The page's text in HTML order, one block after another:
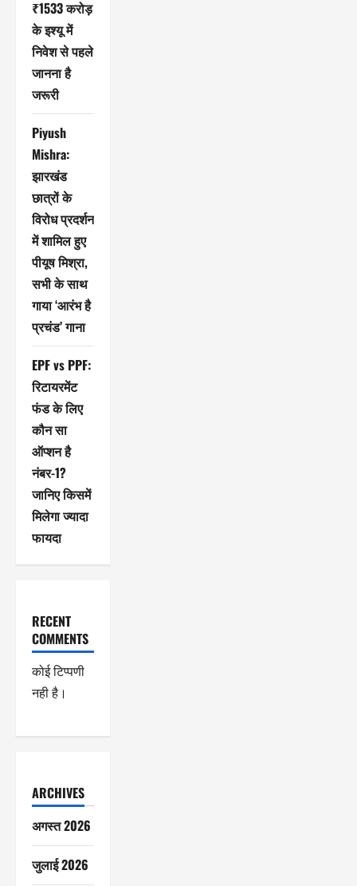
₹1533 करोड़
के इश्यू में
निवेश से पहले
जानना है
जरूरी
Piyush
Mishra:
झारखंड
छात्रों के
विरोध प्रदर्शन
में शामिल हुए
पीयूष मिश्रा,
सभी के साथ
गाया ‘आरंभ है
प्रचंड’ गाना
EPF vs PPF:
रिटायरमेंट
फंड के लिए
कौन सा
ऑप्शन है
नंबर-1?
जानिए किसमें
मिलेगा ज्यादा
फायदा
RECENT
COMMENTS
कोई टिप्पणी
नही है।
ARCHIVES
अगस्त 2026
जुलाई 2026